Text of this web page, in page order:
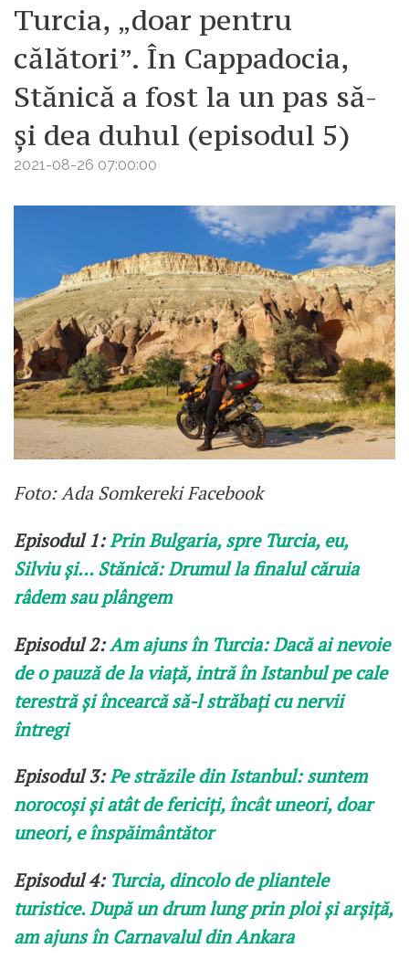
Turcia, „doar pentru
călători”. În Cappadocia,
Stănică a fost la un pas să-
și dea duhul (episodul 5)
2021-08-26 07:00:00
Foto: Ada Somkereki Facebook
Episodul 1:Prin Bulgaria, spre Turcia, eu,
Silviu și… Stănică: Drumul la finalul căruia
râdem sau plângem
Episodul 2:Am ajuns în Turcia: Dacă ai nevoie
de o pauză de la viață, intră în Istanbul pe cale
terestră și încearcă să-l străbați cu nervii
întregi
Episodul 3:Pe străzile din Istanbul: suntem
norocoși și atât de fericiți, încât uneori, doar
uneori, e înspăimântător
Episodul 4: Turcia, dincolo de pliantele
turistice. După un drum lung prin ploi și arșiță,
am ajuns în Carnavalul din Ankara